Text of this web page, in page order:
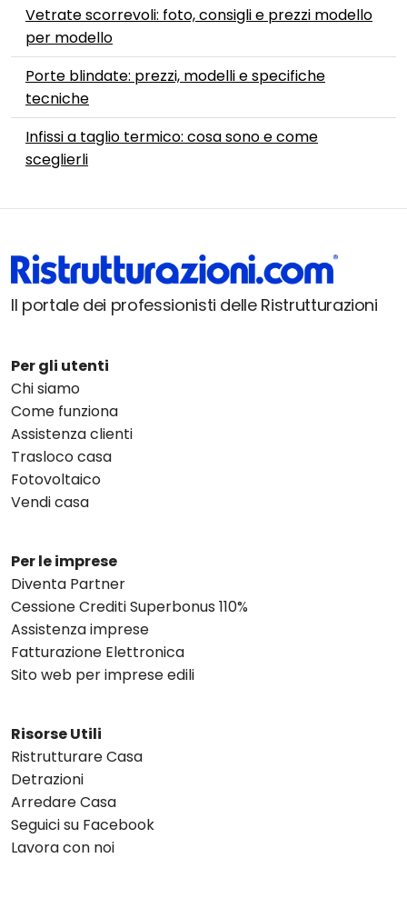
Vetrate scorrevoli: foto, consigli e prezzi modello
per modello
Porte blindate: prezzi, modelli e specifiche
tecniche
Infissi a taglio termico: cosa sono e come
sceglierli
Il portale dei professionisti delle Ristrutturazioni
Per gli utenti
Chi siamo
Come funziona
Assistenza clienti
Trasloco casa
Fotovoltaico
Vendi casa
Per le imprese
Diventa Partner
Cessione Crediti Superbonus 110%
Assistenza imprese
Fatturazione Elettronica
Sito web per imprese edili
Risorse Utili
Ristrutturare Casa
Detrazioni
Arredare Casa
Seguici su Facebook
Lavora con noi